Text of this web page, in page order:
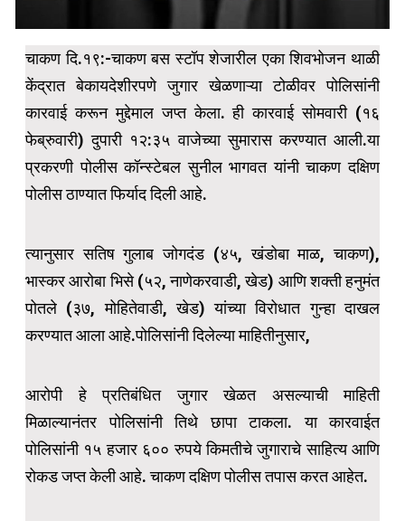
चाकण दि.१९:-चाकण बस स्टॉप शेजारील एका शिवभोजन थाळी
केंद्रात बेकायदेशीरपणे जुगार खेळणाऱ्या टोळीवर पोलिसांनी
कारवाई करून मुद्देमाल जप्त केला. ही कारवाई सोमवारी (१६
फेब्रुवारी) दुपारी १२:३५ वाजेच्या सुमारास करण्यात आली.या
प्रकरणी पोलीस कॉन्स्टेबल सुनील भागवत यांनी चाकण दक्षिण
पोलीस ठाण्यात फिर्याद दिली आहे.
त्यानुसार सतिष गुलाब जोगदंड (४५, खंडोबा माळ, चाकण),
भास्कर आरोबा भिसे (५२, नाणेकरवाडी, खेड) आणि शक्ती हनुमंत
पोतले (३७, मोहितेवाडी, खेड) यांच्या विरोधात गुन्हा दाखल
करण्यात आला आहे.पोलिसांनी दिलेल्या माहितीनुसार,
आरोपी हे प्रतिबंधित जुगार खेळत असल्याची माहिती
मिळाल्यानंतर पोलिसांनी तिथे छापा टाकला. या कारवाईत
पोलिसांनी १५ हजार ६०० रुपये किमतीचे जुगाराचे साहित्य आणि
रोकड जप्त केली आहे. चाकण दक्षिण पोलीस तपास करत आहेत.